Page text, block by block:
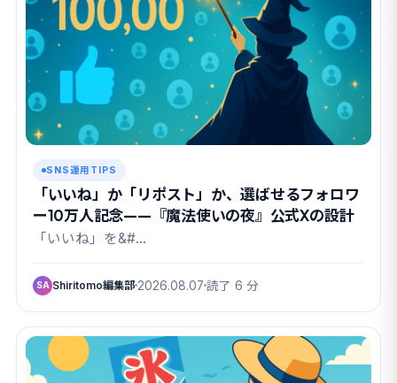
SNS運用TIPS
「いいね」か「リポスト」か、選ばせるフォロワ
ー10万人記念——『魔法使いの夜』公式Xの設計
「いいね」を&#…
SA Shiritomo編集部 2026.08.07 読了 6 分